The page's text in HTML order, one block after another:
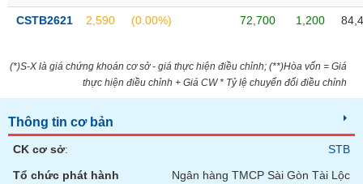
CSTB2621 2,590 (0.00%) 72,700 1,200
(*)S-X là giá chứng khoán cơ sở - giá thực hiện điều chỉnh; (**)Hòa vốn = Giá
thực hiện điều chỉnh + Giá CW * Tỷ lệ chuyển đổi điều chỉnh
Thông tin cơ bản
CK cơ sở:
STB
Tổ chức phát hành
Ngân hàng TMCP Sài Gòn Tài Lộc
Tin
tức
viết
tác
giả
(-)